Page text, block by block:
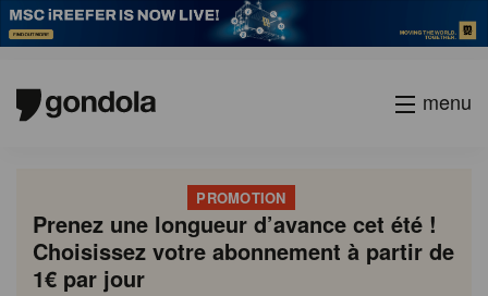
menu
PROMOTION
Prenez une longueur d’avance cet été !
Choisissez votre abonnement à partir de
1€ par jour